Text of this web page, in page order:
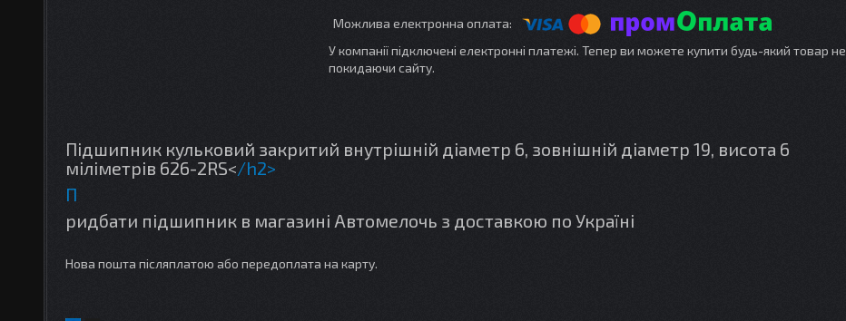
У компанії підключені електронні платежі. Тепер ви можете купити будь-який товар не
покидаючи сайту.
Підшипник кульковий закритий внутрішній діаметр 6, зовнішній діаметр 19, висота 6
міліметрів 626-2RS</h2>
П
ридбати підшипник в магазині Автомелочь з доставкою по Україні
Нова пошта післяплатою або передоплата на карту.